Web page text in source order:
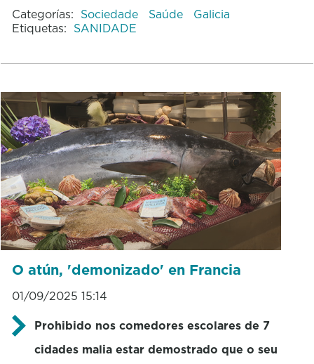
Categorías: Sociedade Saúde
Galicia
Etiquetas: SANIDADE
O atún, 'demonizado' en Francia
01/09/2025 15:14
Prohibido nos comedores escolares de 7
cidades malia estar demostrado que o seu